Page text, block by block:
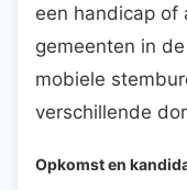
een handicap of
gemeenten in
mobiele
verschillende
Opkomst en